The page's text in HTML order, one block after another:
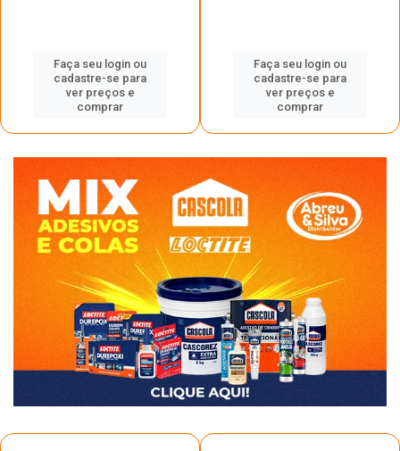
Faça seu login ou
cadastre-se para
ver preços e
comprar
Faça seu login ou
cadastre-se para
ver preços e
comprar